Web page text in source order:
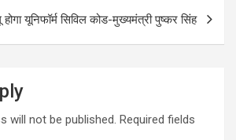
यूनिफॉर्म सिविल कोड-मुख्यमंत्री पुष्कर सिंह
will not be published. Required fields